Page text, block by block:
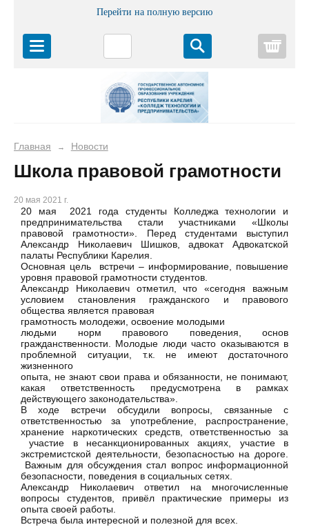
Перейти на полную версию
Главная → Новости
Школа правовой грамотности
20 мая 2021 г.
20 мая 2021 года студенты Колледжа технологии и
предпринимательства стали участниками «Школы
правовой грамотности». Перед студентами выступил
Александр Николаевич Шишков, адвокат Адвокатской
палаты Республики Карелия.
Основная цель встречи – информирование, повышение
уровня правовой грамотности студентов.
Александр Николаевич отметил, что «сегодня важным
условием становления гражданского и правового
общества является правовая
грамотность молодежи, освоение молодыми
людьми норм правового поведения, основ
гражданственности. Молодые люди часто оказываются в
проблемной ситуации, т.к. не имеют достаточного
жизненного
опыта, не знают свои права и обязанности, не понимают,
какая ответственность предусмотрена в рамках
действующего законодательства».
В ходе встречи обсудили вопросы, связанные с
ответственностью за употребление, распространение,
хранение наркотических средств, ответственностью за
участие в несанкционированных акциях, участие в
экстремистской деятельности, безопасностью на дороге.
Важным для обсуждения стал вопрос информационной
безопасности, поведения в социальных сетях.
Александр Николаевич ответил на многочисленные
вопросы студентов, привёл практические примеры из
опыта своей работы.
Встреча была интересной и полезной для всех.